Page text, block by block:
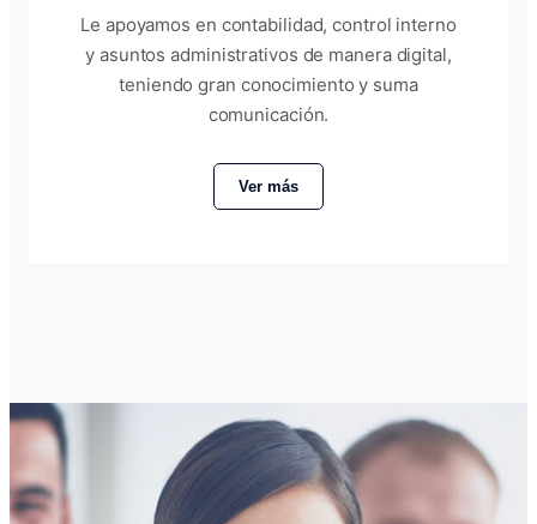
Le apoyamos en contabilidad, control interno
y asuntos administrativos de manera digital,
teniendo gran conocimiento y suma
comunicación.
Ver más